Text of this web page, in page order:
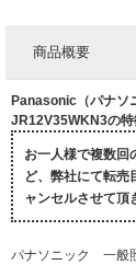
商品概要
Panasonic（パナソ
JR12V35WKN3の特
お一人様で複数回
ど、弊社にて転売
ャンセルさせて頂
パナソニック 一般